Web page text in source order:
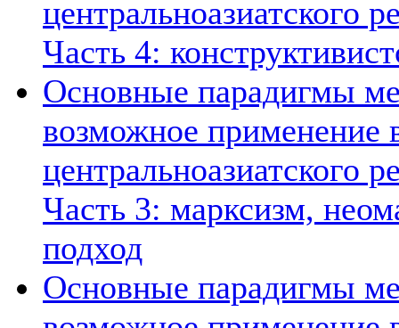
центральноазиатского
Часть 4:
Основные парадигмы
возможное применение
центральноазиатского
Часть 3: марксизм,
подход
Основные парадигмы